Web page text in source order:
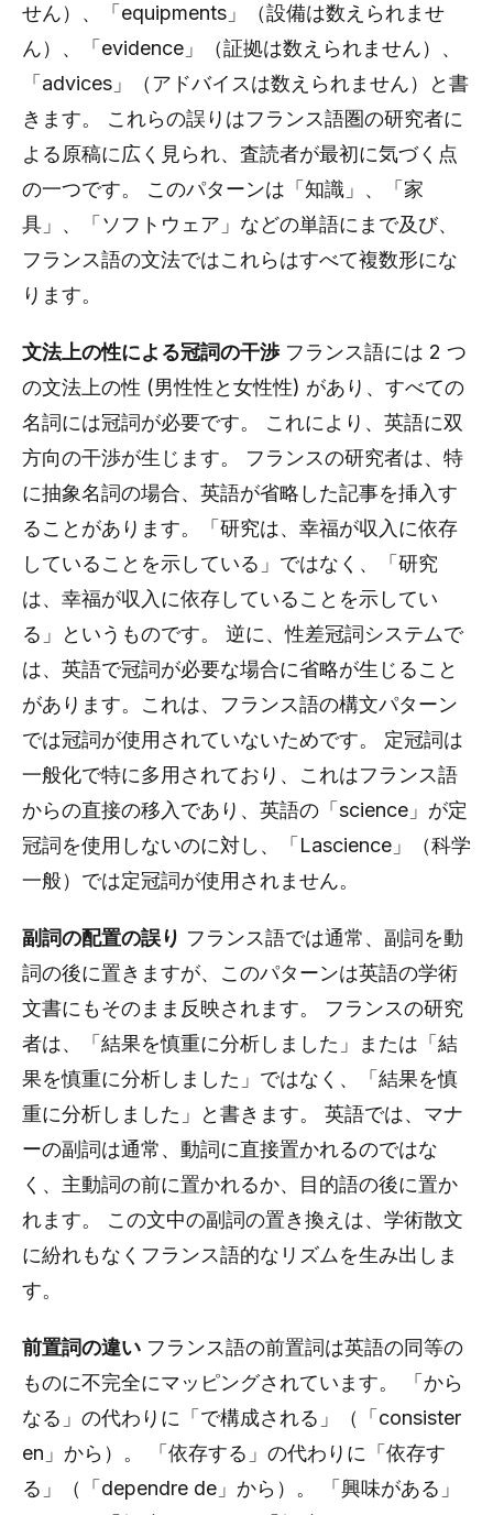
せん）、「equipments」（設備は数えられませ
ん）、「evidence」（証拠は数えられません）、
「advices」（アドバイスは数えられません）と書
きます。 これらの誤りはフランス語圏の研究者に
よる原稿に広く見られ、査読者が最初に気づく点
の一つです。 このパターンは「知識」、「家
具」、「ソフトウェア」などの単語にまで及び、
フランス語の文法ではこれらはすべて複数形にな
ります。
文法上の性による冠詞の干渉フランス語には 2 つ
の文法上の性 (男性性と女性性) があり、すべての
名詞には冠詞が必要です。 これにより、英語に双
方向の干渉が生じます。 フランスの研究者は、特
に抽象名詞の場合、英語が省略した記事を挿入す
ることがあります。「研究は、幸福が収入に依存
していることを示している」ではなく、「研究
は、幸福が収入に依存していることを示してい
る」というものです。 逆に、性差冠詞システムで
は、英語で冠詞が必要な場合に省略が生じること
があります。これは、フランス語の構文パターン
では冠詞が使用されていないためです。 定冠詞は
一般化で特に多用されており、これはフランス語
からの直接の移入であり、英語の「science」が定
冠詞を使用しないのに対し、「Lascience」（科学
一般）では定冠詞が使用されません。
副詞の配置の誤り フランス語では通常、副詞を動
詞の後に置きますが、このパターンは英語の学術
文書にもそのまま反映されます。 フランスの研究
者は、「結果を慎重に分析しました」または「結
果を慎重に分析しました」ではなく、「結果を慎
重に分析しました」と書きます。 英語では、マナ
ーの副詞は通常、動詞に直接置かれるのではな
く、主動詞の前に置かれるか、目的語の後に置か
れます。 この文中の副詞の置き換えは、学術散文
に紛れもなくフランス語的なリズムを生み出しま
す。
前置詞の違い フランス語の前置詞は英語の同等の
ものに不完全にマッピングされています。 「から
なる」の代わりに「で構成される」（「consister
en」から）。 「依存する」の代わりに「依存す
る」（「dependre de」から）。 「興味がある」